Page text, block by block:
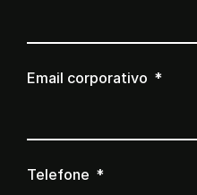
Email corporativo
Telefone